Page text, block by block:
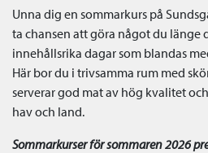
Unna dig en sommarkurs på
ta chansen att göra något du länge
innehållsrika dagar som blandas
Här bor du i trivsamma rum med
serverar god mat av hög kvalitet
hav och land.
Sommarkurser för sommaren 2026